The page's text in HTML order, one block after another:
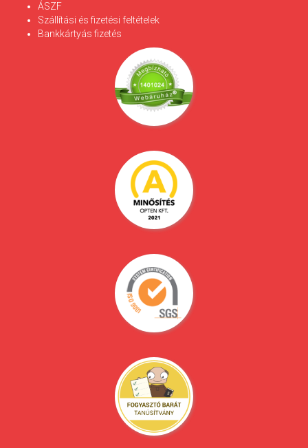
ÁSZF
Szállítási és fizetési feltételek
Bankkártyás fizetés